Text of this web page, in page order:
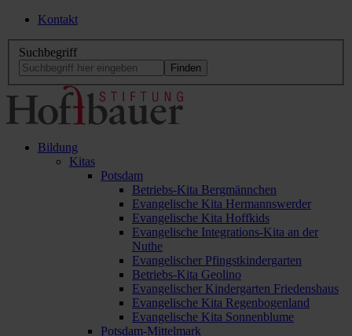
Kontakt
Suchbegriff
Bildung
Kitas
Potsdam
Betriebs-Kita Bergmännchen
Evangelische Kita Hermannswerder
Evangelische Kita Hoffkids
Evangelische Integrations-Kita an der
Nuthe
Evangelischer Pfingstkindergarten
Betriebs-Kita Geolino
Evangelischer Kindergarten Friedenshaus
Evangelische Kita Regenbogenland
Evangelische Kita Sonnenblume
Potsdam-Mittelmark